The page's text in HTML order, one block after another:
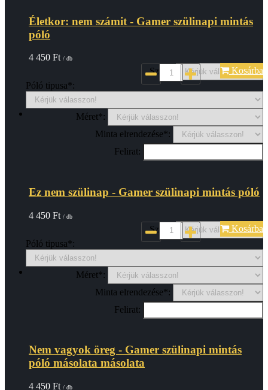
Életkor: nem számit - Gamer szülinapi mintás
póló
4 450 Ft / db
Szin*:
Póló tipusa*:
Méret*:
Minta elrendezése*:
Felirat:
Kosárba
Ez nem szülinap - Gamer szülinapi mintás póló
4 450 Ft / db
Szin*:
Póló tipusa*:
Méret*:
Minta elrendezése*:
Felirat:
Kosárba
Nem vagyok öreg - Gamer szülinapi mintás
póló másolata másolata
4 450 Ft / db